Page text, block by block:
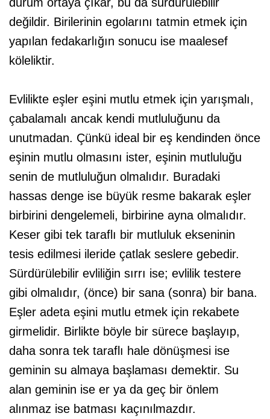
değildir. Birilerinin egolarını tatmin etmek için
yapılan fedakarlığın sonucu ise maalesef
köleliktir.
Evlilikte eşler eşini mutlu etmek için yarışmalı,
çabalamalı ancak kendi mutluluğunu da
unutmadan. Çünkü ideal bir eş kendinden önce
eşinin mutlu olmasını ister, eşinin mutluluğu
senin de mutluluğun olmalıdır. Buradaki
hassas denge ise büyük resme bakarak eşler
birbirini dengelemeli, birbirine ayna olmalıdır.
Keser gibi tek taraflı bir mutluluk ekseninin
tesis edilmesi ileride çatlak seslere gebedir.
Sürdürülebilir evliliğin sırrı ise; evlilik testere
gibi olmalıdır, (önce) bir sana (sonra) bir bana.
Eşler adeta eşini mutlu etmek için rekabete
girmelidir. Birlikte böyle bir sürece başlayıp,
daha sonra tek taraflı hale dönüşmesi ise
geminin su almaya başlaması demektir. Su
alan geminin ise er ya da geç bir önlem
alınmaz ise batması kaçınılmazdır.